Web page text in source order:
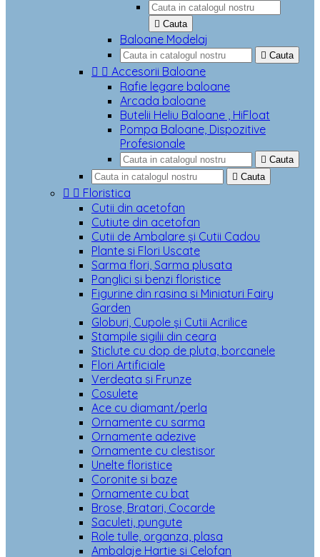
 Cauta
Baloane Modelaj
 Cauta
  Accesorii Baloane
Rafie legare baloane
Arcada baloane
Butelii Heliu Baloane , HiFloat
Pompa Baloane, Dispozitive
Profesionale
 Cauta
 Cauta
  Floristica
Cutii din acetofan
Cutiute din acetofan
Cutii de Ambalare și Cutii Cadou
Plante si Flori Uscate
Sarma flori, Sarma plusata
Panglici si benzi floristice
Figurine din rasina si Miniaturi Fairy
Garden
Globuri, Cupole și Cutii Acrilice
Stampile sigilii din ceara
Sticlute cu dop de pluta, borcanele
Flori Artificiale
Verdeata si Frunze
Cosulete
Ace cu diamant/perla
Ornamente cu sarma
Ornamente adezive
Ornamente cu clestisor
Unelte floristice
Coronite si baze
Ornamente cu bat
Brose, Bratari, Cocarde
Saculeti, pungute
Role tulle, organza, plasa
Ambalaje Hartie si Celofan